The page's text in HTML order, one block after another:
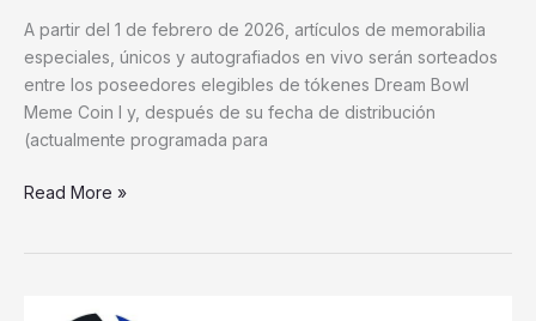
A partir del 1 de febrero de 2026, artículos de memorabilia
especiales, únicos y autografiados en vivo serán sorteados
entre los poseedores elegibles de tókenes Dream Bowl
Meme Coin I y, después de su fecha de distribución
(actualmente programada para
entretenimiento
deportivo
Read More »
Datavault